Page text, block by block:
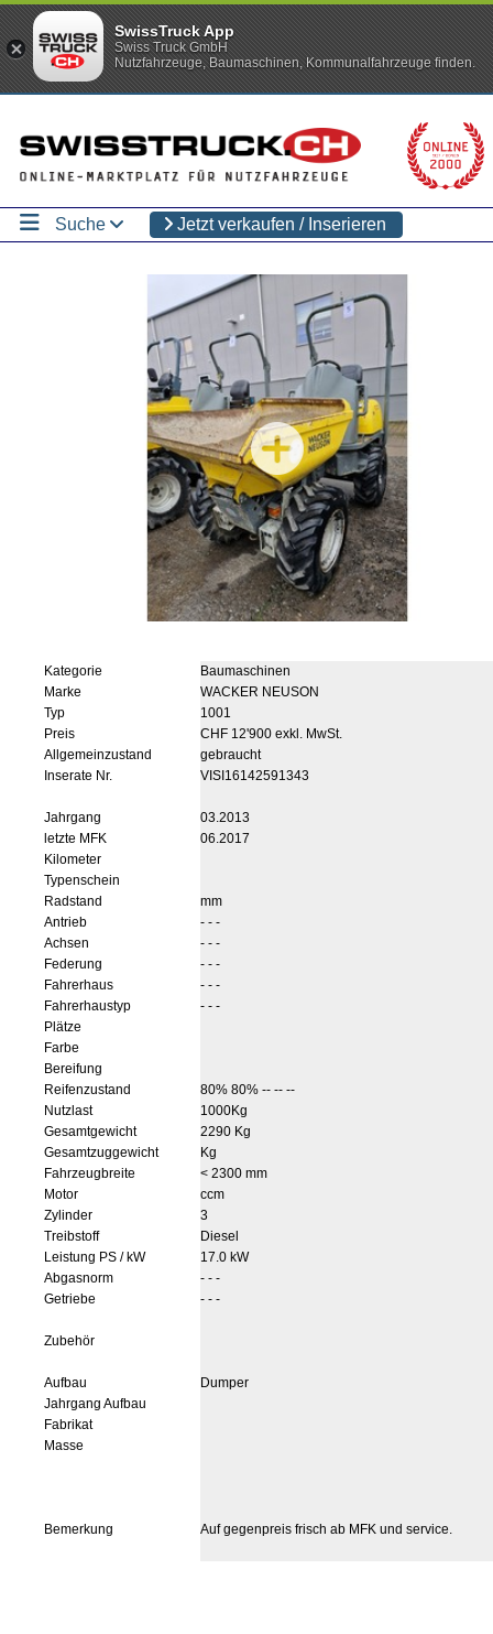
Suche Jetzt verkaufen / Inserieren
Kategorie
Baumaschinen
Marke
WACKER NEUSON
Typ
1001
Preis
CHF 12'900 exkl. MwSt.
Allgemeinzustand
gebraucht
Inserate Nr.
VISI16142591343
Jahrgang
03.2013
letzte MFK
06.2017
Kilometer
Typenschein
Radstand
mm
Antrieb
- - -
Achsen
- - -
Federung
- - -
Fahrerhaus
- - -
Fahrerhaustyp
- - -
Plätze
Farbe
Bereifung
Reifenzustand
80% 80% -- -- --
Nutzlast
1000Kg
Gesamtgewicht
2290 Kg
Gesamtzuggewicht
Kg
Fahrzeugbreite
< 2300 mm
Motor
ccm
Zylinder
3
Treibstoff
Diesel
Leistung PS / kW
17.0 kW
Abgasnorm
- - -
Getriebe
- - -
Zubehör
Aufbau
Dumper
Jahrgang Aufbau
Fabrikat
Masse
Bemerkung Auf gegenpreis frisch ab MFK und service.
SwissTruck App
Swiss Truck GmbH
Nutzfahrzeuge, Baumaschinen, Kommunalfahrzeuge finden.